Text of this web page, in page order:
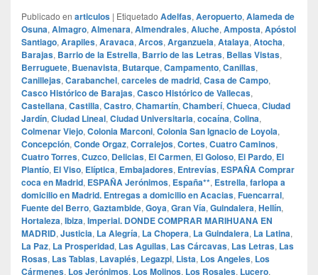
Publicado en articulos | Etiquetado Adelfas, Aeropuerto, Alameda de
Osuna, Almagro, Almenara, Almendrales, Aluche, Amposta, Apóstol
Santiago, Arapiles, Aravaca, Arcos, Arganzuela, Atalaya, Atocha,
Barajas, Barrio de la Estrella, Barrio de las Letras, Bellas Vistas,
Berruguete, Buenavista, Butarque, Campamento, Canillas,
Canillejas, Carabanchel, carceles de madrid, Casa de Campo,
Casco Histórico de Barajas, Casco Histórico de Vallecas,
Castellana, Castilla, Castro, Chamartín, Chamberí, Chueca, Ciudad
Jardín, Ciudad Lineal, Ciudad Universitaria, cocaína, Colina,
Colmenar Viejo, Colonia Marconi, Colonia San Ignacio de Loyola,
Concepción, Conde Orgaz, Corralejos, Cortes, Cuatro Caminos,
Cuatro Torres, Cuzco, Delicias, El Carmen, El Goloso, El Pardo, El
Plantío, El Viso, Elíptica, Embajadores, Entrevías, ESPAÑA Comprar
coca en Madrid, ESPAÑA Jerónimos, España**, Estrella, farlopa a
domicilio en Madrid. Entregas a domicilio en Acacias, Fuencarral,
Fuente del Berro, Gaztambide, Goya, Gran Vía, Guindalera, Hellín,
Hortaleza, Ibiza, Imperial. DONDE COMPRAR MARIHUANA EN
MADRID, Justicia, La Alegría, La Chopera, La Guindalera, La Latina,
La Paz, La Prosperidad, Las Aguilas, Las Cárcavas, Las Letras, Las
Rosas, Las Tablas, Lavapiés, Legazpi, Lista, Los Angeles, Los
Cármenes, Los Jerónimos, Los Molinos, Los Rosales, Lucero,